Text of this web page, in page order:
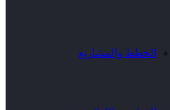
الخطط والمشاريع